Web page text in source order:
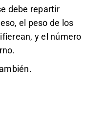
debe repartir
el peso de los
y el número